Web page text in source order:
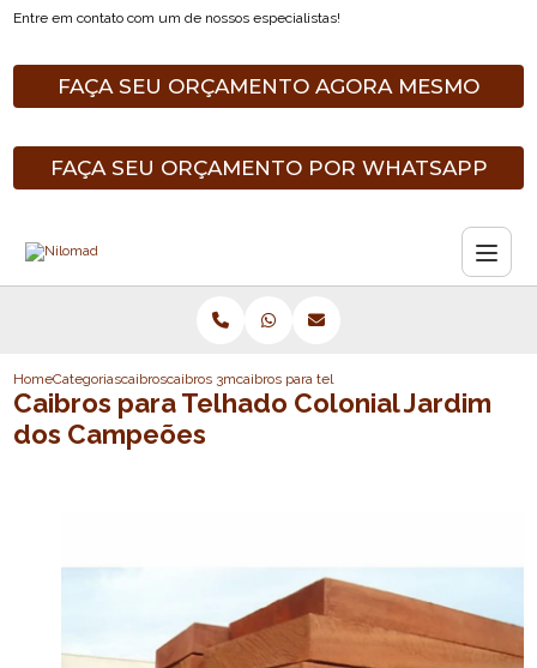
Entre em contato com um de nossos especialistas!
FAÇA SEU ORÇAMENTO AGORA MESMO
FAÇA SEU ORÇAMENTO POR WHATSAPP
HomeCategoriascaibroscaibros 3mcaibros para telhado colonial jardim dos
Caibros para Telhado Colonial Jardim
dos Campeões